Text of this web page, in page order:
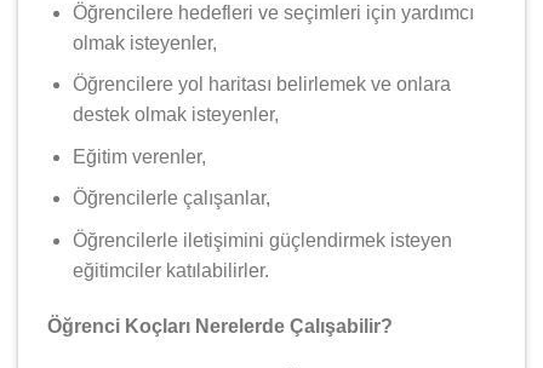
Öğrencilere hedefleri ve seçimleri için yardımcı
olmak isteyenler,
Öğrencilere yol haritası belirlemek ve onlara
destek olmak isteyenler,
Eğitim verenler,
Öğrencilerle çalışanlar,
Öğrencilerle iletişimini güçlendirmek isteyen
eğitimciler katılabilirler.
Öğrenci Koçları Nerelerde Çalışabilir?